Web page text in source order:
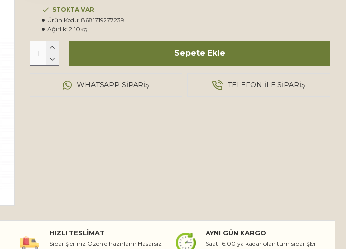
STOKTA VAR
Ürün Kodu: 8681719277239
Ağırlık: 2.10kg
Sepete Ekle
WHATSAPP SIPARIŞ TELEFON ILE SIPARIŞ
HIZLI TESLIMAT
Siparişleriniz Özenle hazırlanır Hasarsız
AYNI GÜN KARGO
Saat 16:00 ya kadar olan tüm siparişler